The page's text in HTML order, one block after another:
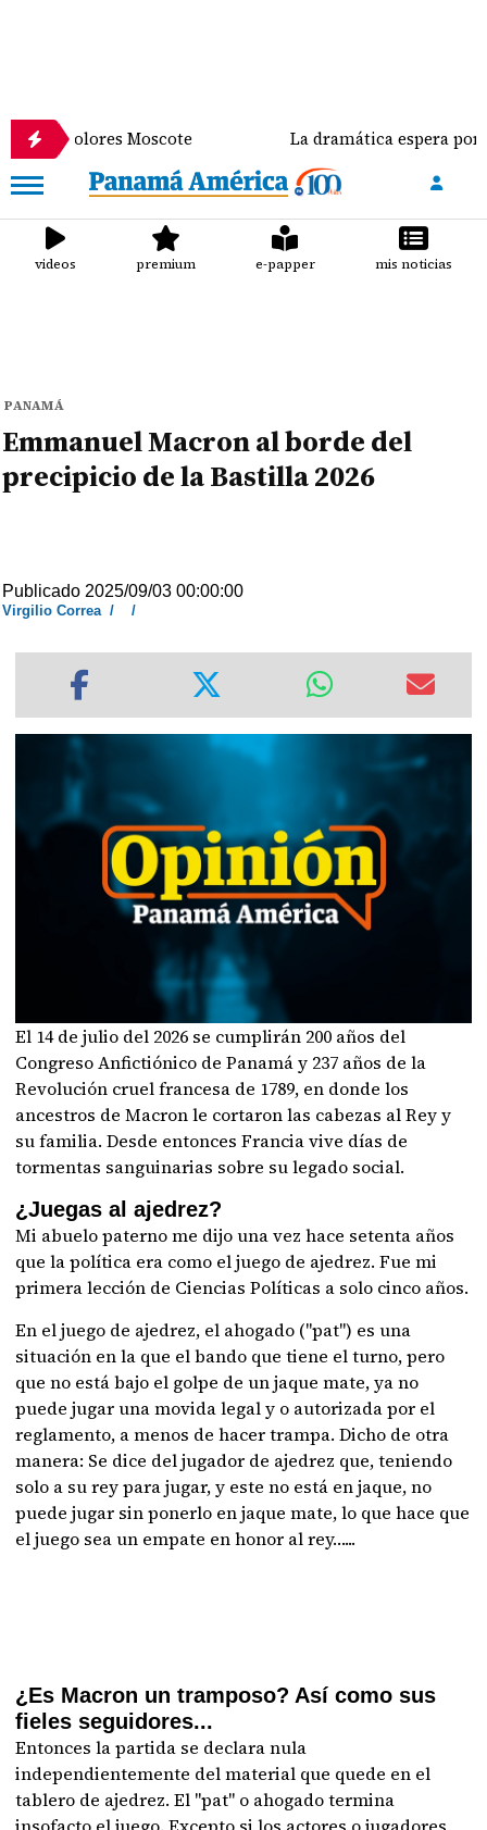
Moscote La dramática espera por un
videos premium e-papper mis noticias
PANAMÁ
Emmanuel Macron al borde del
precipicio de la Bastilla 2026
Publicado 2025/09/03 00:00:00
Virgilio Correa/ /
El 14 de julio del 2026 se cumplirán 200 años del
Congreso Anfictiónico de Panamá y 237 años de la
Revolución cruel francesa de 1789, en donde los
ancestros de Macron le cortaron las cabezas al Rey y
su familia. Desde entonces Francia vive días de
tormentas sanguinarias sobre su legado social.
¿Juegas al ajedrez?
Mi abuelo paterno me dijo una vez hace setenta años
que la política era como el juego de ajedrez. Fue mi
primera lección de Ciencias Políticas a solo cinco años.
En el juego de ajedrez, el ahogado ("pat") es una
situación en la que el bando que tiene el turno, pero
que no está bajo el golpe de un jaque mate, ya no
puede jugar una movida legal y o autorizada por el
reglamento, a menos de hacer trampa. Dicho de otra
manera: Se dice del jugador de ajedrez que, teniendo
solo a su rey para jugar, y este no está en jaque, no
puede jugar sin ponerlo en jaque mate, lo que hace que
el juego sea un empate en honor al rey…...
¿Es Macron un tramposo? Así como sus
fieles seguidores...
Entonces la partida se declara nula
independientemente del material que quede en el
tablero de ajedrez. El "pat" o ahogado termina